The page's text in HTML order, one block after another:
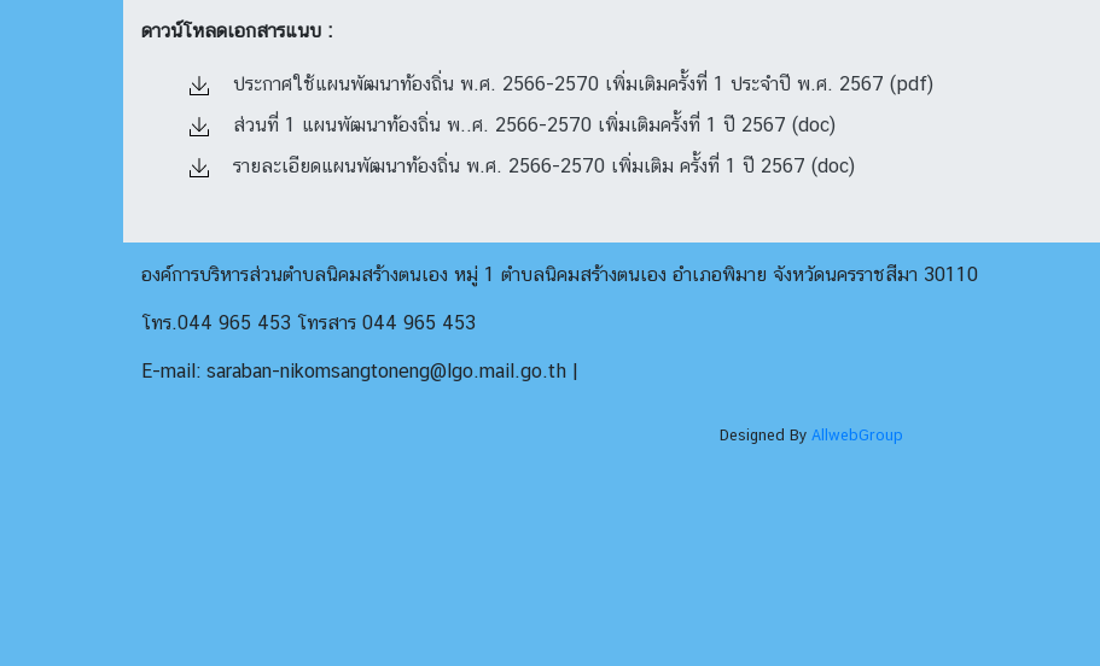
ดาวน์โหลดเอกสารแนบ :
ประกาศใช้แผนพัฒนาท้องถิ่น พ.ศ. 2566-2570 เพิ่มเติมครั้งที่ 1 ประจำปี พ.ศ. 2567 (pdf)
ส่วนที่ 1 แผนพัฒนาท้องถิ่น พ..ศ. 2566-2570 เพิ่มเติมครั้งที่ 1 ปี 2567 (doc)
รายละเอียดแผนพัฒนาท้องถิ่น พ.ศ. 2566-2570 เพิ่มเติม ครั้งที่ 1 ปี 2567 (doc)
องค์การบริหารส่วนตำบลนิคมสร้างตนเอง หมู่ 1 ตำบลนิคมสร้างตนเอง อำเภอพิมาย จังหวัดนครราชสีมา 30110
โทร.044 965 453 โทรสาร 044 965 453
E-mail: saraban-nikomsangtoneng@lgo.mail.go.th |
Designed By AllwebGroup